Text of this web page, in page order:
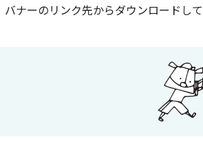
ナーのリンク先からダウンロードして